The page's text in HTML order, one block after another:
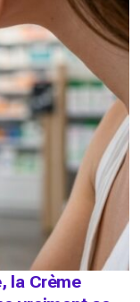
la Crème